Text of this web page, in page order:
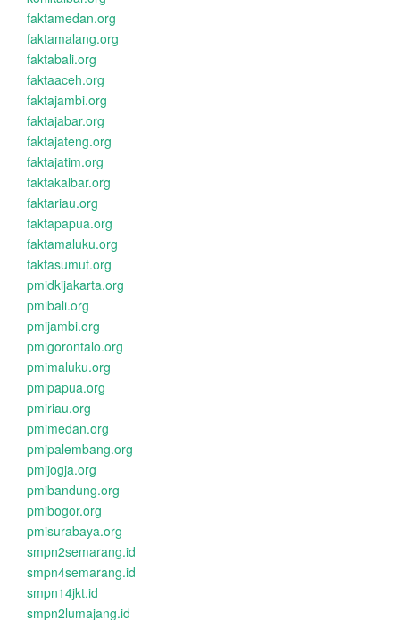
faktamedan.org
faktamalang.org
faktabali.org
faktaaceh.org
faktajambi.org
faktajabar.org
faktajateng.org
faktajatim.org
faktakalbar.org
faktariau.org
faktapapua.org
faktamaluku.org
faktasumut.org
pmidkijakarta.org
pmibali.org
pmijambi.org
pmigorontalo.org
pmimaluku.org
pmipapua.org
pmiriau.org
pmimedan.org
pmipalembang.org
pmijogja.org
pmibandung.org
pmibogor.org
pmisurabaya.org
smpn2semarang.id
smpn4semarang.id
smpn14jkt.id
smpn2lumajang.id